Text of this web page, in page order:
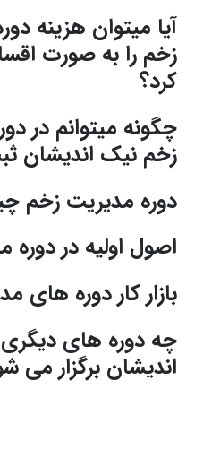
آیا میتوان هزینه
زخم را به صورت
کرد؟
چگونه میتوانم در
زخم نیک اندیشان
دوره مدیریت زخم
اصول اولیه در
بازار کار دوره های
چه دوره های
اندیشان برگزار می